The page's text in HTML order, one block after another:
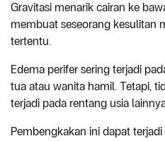
Gravitasi menarik cairan ke
membuat seseorang kesulitan
tertentu.
Edema perifer sering terjadi
tua atau wanita hamil. Tetapi,
terjadi pada rentang usia
Pembengkakan ini dapat